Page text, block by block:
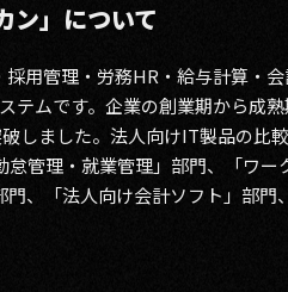
ン」について
用管理・労務HR・給与計算・
テムです。企業の創業期から成
しました。法人向けIT製品の比
管理・就業管理」部門、「ワー
、「法人向け会計ソフト」部門